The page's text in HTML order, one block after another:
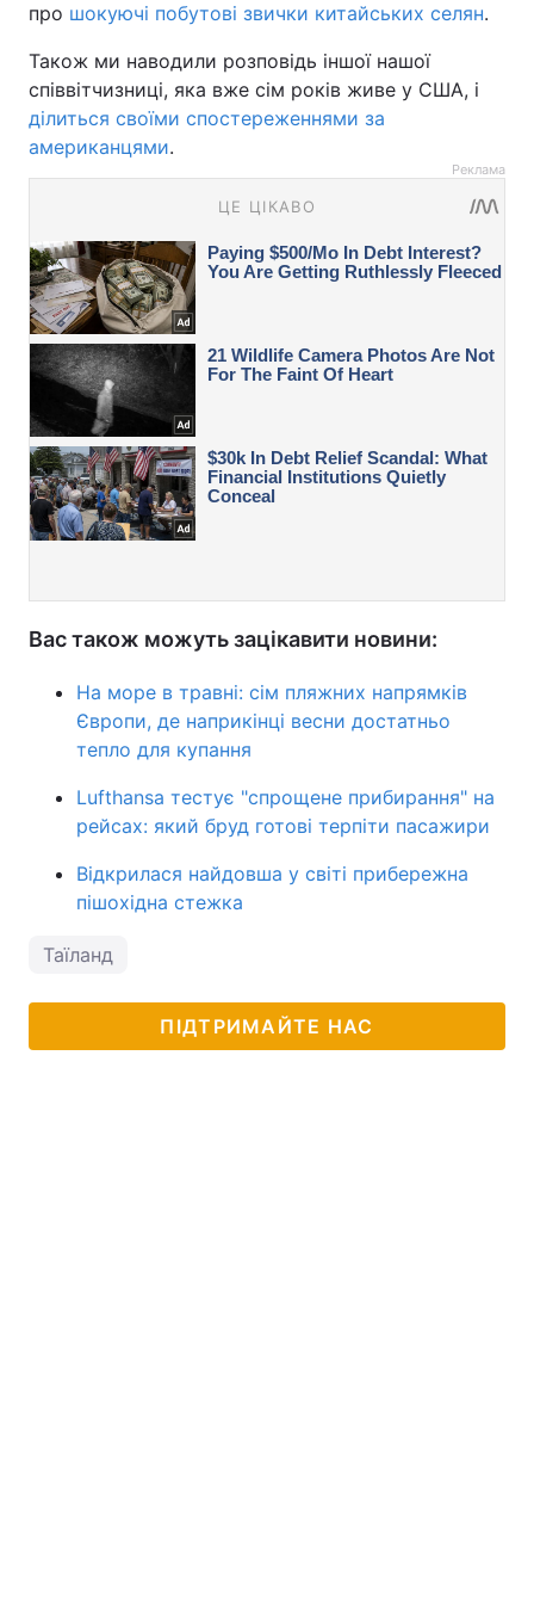
про шокуючі побутові звички китайських селян.
Також ми наводили розповідь іншої нашої
співвітчизниці, яка вже сім років живе у США, і
ділиться своїми спостереженнями за
американцями.
Реклама
Вас також можуть зацікавити новини:
На море в травні: сім пляжних напрямків
Європи, де наприкінці весни достатньо
тепло для купання
Lufthansa тестує "спрощене прибирання" на
рейсах: який бруд готові терпіти пасажири
Відкрилася найдовша у світі прибережна
пішохідна стежка
Таїланд
ПІДТРИМАЙТЕ НАС